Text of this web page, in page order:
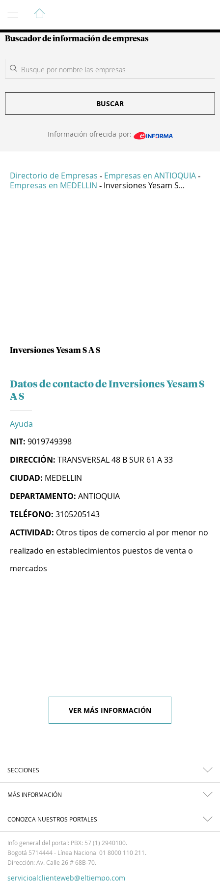
Guía de Empresas Colombianas
Buscador de información de empresas
BUSCAR
Información ofrecida por:
Directorio de Empresas - Empresas en ANTIOQUIA -
Empresas en MEDELLIN - Inversiones Yesam S...
Inversiones Yesam S A S
Datos de contacto de Inversiones Yesam S
A S
Ayuda
NIT: 9019749398
DIRECCIÓN: TRANSVERSAL 48 B SUR 61 A 33
CIUDAD: MEDELLIN
DEPARTAMENTO: ANTIOQUIA
TELÉFONO: 3105205143
ACTIVIDAD: Otros tipos de comercio al por menor no
realizado en establecimientos puestos de venta o
mercados
VER MÁS INFORMACIÓN
SECCIONES
MÁS INFORMACIÓN
CONOZCA NUESTROS PORTALES
Info general del portal: PBX: 57 (1) 2940100.
Bogotá 5714444 - Línea Nacional 01 8000 110 211.
Dirección: Av. Calle 26 # 68B-70.
servicioalclienteweb@eltiempo.com